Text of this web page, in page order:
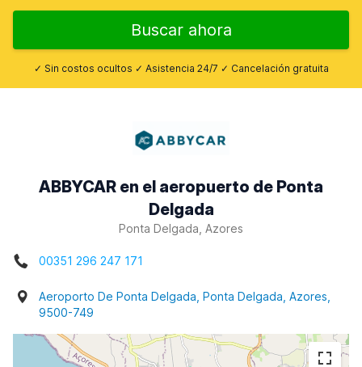
Buscar ahora
✓ Sin costos ocultos ✓ Asistencia 24/7 ✓ Cancelación gratuita
ABBYCAR en el aeropuerto de Ponta
Delgada
Ponta Delgada, Azores
00351 296 247 171
Aeroporto De Ponta Delgada, Ponta Delgada, Azores,
9500-749